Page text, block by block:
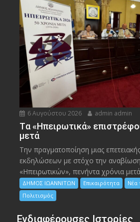
6 Αυγούστου 2026 admin admin
Tα «Ηπειρωτικά»
μετά
Την πραγματοποίηση μιας
εκδηλώσεων με στόχο την
«Ηπειρωτικών», πενήντα χρόνια
ΔΗΜΟΣ ΙΩΑΝΝΙΤΩΝ Επικαιρότητα
Νέα
Πολιτισμός
Ενδιαφέρουσες Ιστορίες